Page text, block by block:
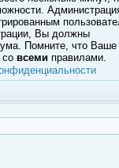
Вы должны
Помните, что Ваше
со всеми правилами.